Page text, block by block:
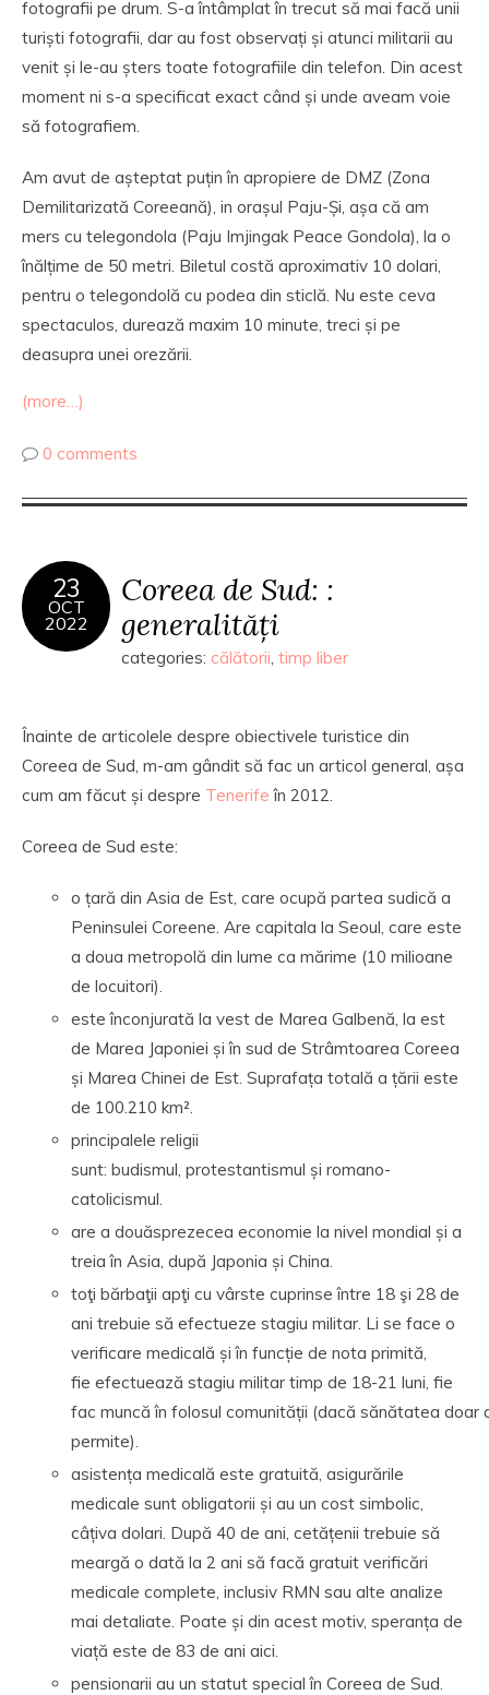
fotografii pe drum. S-a întâmplat în trecut să mai facă unii
turiști fotografii, dar au fost observați și atunci militarii au
venit și le-au șters toate fotografiile din telefon. Din acest
moment ni s-a specificat exact când și unde aveam voie
să fotografiem.
Am avut de așteptat puțin în apropiere de DMZ (Zona
Demilitarizată Coreeană), in orașul Paju-Și, așa că am
mers cu telegondola (Paju Imjingak Peace Gondola), la o
înălțime de 50 metri. Biletul costă aproximativ 10 dolari,
pentru o telegondolă cu podea din sticlă. Nu este ceva
spectaculos, durează maxim 10 minute, treci și pe
deasupra unei orezării.
(more…)
0 comments
23
OCT
2022
Coreea de Sud: :
generalități
categories: călătorii timp liber
Înainte de articolele despre obiectivele turistice din
Coreea de Sud, m-am gândit să fac un articol general, așa
cum am făcut și despre Tenerife în 2012.
Coreea de Sud este:
o țară din Asia de Est, care ocupă partea sudică a
Peninsulei Coreene. Are capitala la Seoul, care este
a doua metropolă din lume ca mărime (10 milioane
de locuitori).
este înconjurată la vest de Marea Galbenă, la est
de Marea Japoniei și în sud de Strâmtoarea Coreea
și Marea Chinei de Est. Suprafața totală a țării este
de 100.210 km².
principalele religii
sunt: budismul, protestantismul și romano-
catolicismul.
are a douăsprezecea economie la nivel mondial și a
treia în Asia, după Japonia și China.
toţi bărbaţii apţi cu vârste cuprinse între 18 şi 28 de
ani trebuie să efectueze stagiu militar. Li se face o
verificare medicală și în funcție de nota primită,
fie efectuează stagiu militar timp de 18-21 luni, fie
fac muncă în folosul comunității (dacă sănătatea doar
permite).
asistența medicală este gratuită, asigurările
medicale sunt obligatorii și au un cost simbolic,
câțiva dolari. După 40 de ani, cetățenii trebuie să
meargă o dată la 2 ani să facă gratuit verificări
medicale complete, inclusiv RMN sau alte analize
mai detaliate. Poate și din acest motiv, speranța de
viață este de 83 de ani aici.
pensionarii au un statut special în Coreea de Sud.